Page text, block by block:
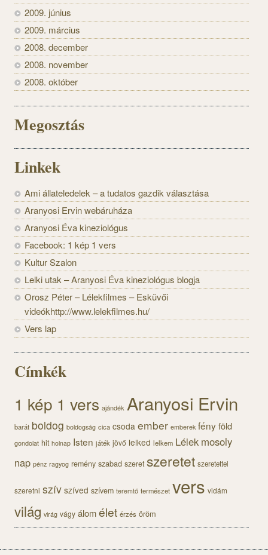
2009. június
2009. március
2008. december
2008. november
2008. október
Megosztás
Linkek
Ami állateledelek – a tudatos gazdik választása
Aranyosi Ervin webáruháza
Aranyosi Éva kineziológus
Facebook: 1 kép 1 vers
Kultur Szalon
Lelki utak – Aranyosi Éva kineziológus blogja
Orosz Péter – Lélekfilmes – Esküvői
videókhttp://www.lelekfilmes.hu/
Vers lap
Címkék
1 kép 1 vers ajándék Aranyosi Ervin
barát boldog boldogság cica csoda ember emberek fényföld
gondolat hit holnap Isten játék jövő lelked lelkem Lélek mosoly
nap pénz ragyog remény szabad szeret szeretet szeretettel
szeretni szív szíved szívem teremtő természet vers vidám
világ virág vágy álomélet érzés öröm